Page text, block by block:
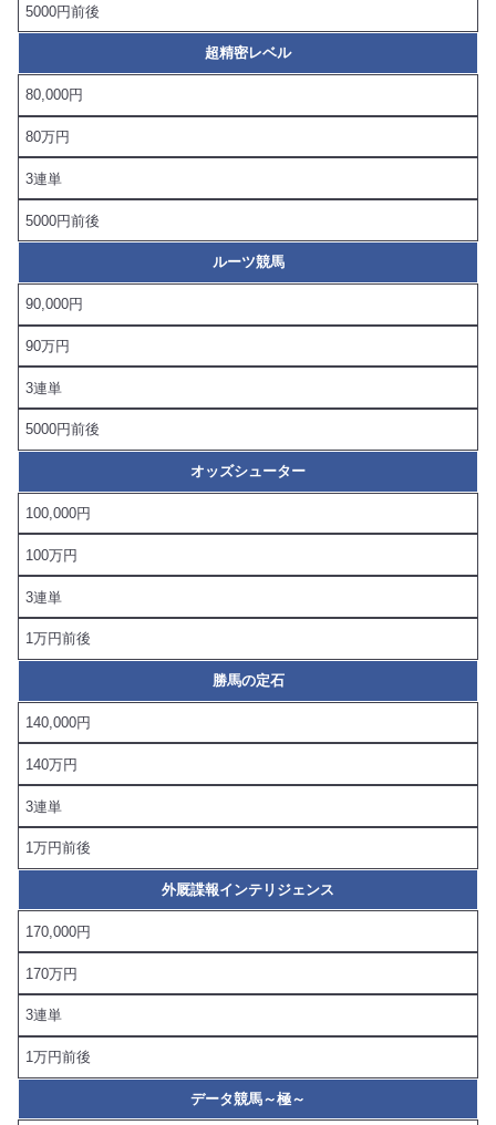
5000円前後
超精密レベル
80,000円
80万円
3連単
5000円前後
ルーツ競馬
90,000円
90万円
3連単
5000円前後
オッズシューター
100,000円
100万円
3連単
1万円前後
勝馬の定石
140,000円
140万円
3連単
1万円前後
外厩諜報インテリジェンス
170,000円
170万円
3連単
1万円前後
データ競馬～極～